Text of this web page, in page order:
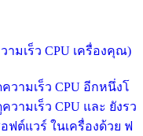
ามเร็ว CPU เครื่องคุณ)
วามเร็ว CPU อีกหนึ่งโ
ามเร็ว CPU และ ยังรว
ฟต์แวร์ ในเครื่องด้วย ฟ